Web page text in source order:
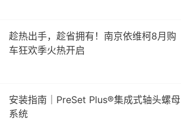
趁热出手，趁省拥有！南京依维柯8月购
车狂欢季火热开启
安装指南｜PreSet Plus®集成式轴头螺母
系统